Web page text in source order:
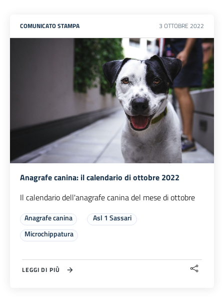
COMUNICATO STAMPA 3 OTTOBRE 2022
Anagrafe canina: il calendario di ottobre 2022
Il calendario dell'anagrafe canina del mese di ottobre
Anagrafe canina
Asl 1 Sassari
Microchippatura
LEGGI DI PIÙ